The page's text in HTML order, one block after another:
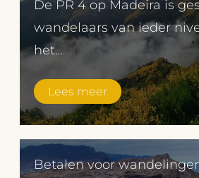
De PR 4 op Madeira is
wandelaars van ieder
het…
Lees meer
Betalen voor